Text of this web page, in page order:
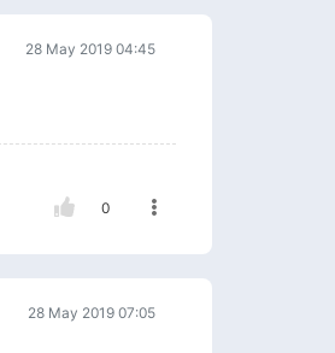
28 May 2019 04:45
0
28 May 2019 07:05